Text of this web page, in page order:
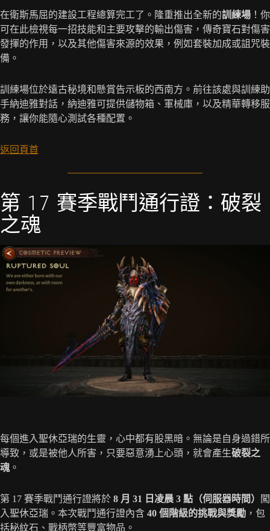
在衛斯馬屈的建設工程總算完工了。隆重推出全新的訓練場 ！你
可在此檢視每一招技能和主要攻擊的輸出傷害，傳奇寶石對傷害
發揮的作用，以及其他傷害來源的效果，例如套裝加成或詛咒裝
備。
訓練場位於遠古秘境和懸賞告示板的西南方。前往該處與訓練助
手納迪雅對話，納迪雅可提供儲物箱、軍械庫，以及精華轉移服
務，讓你能隨心測試各種配置。
返回頁首
第 17 賽季戰鬥通行證：破裂
之魂
每個進入聖休亞瑞的生靈，心中都有股黑暗。無論是自身過錯所
導致，或是被他人所害，只要惡意湧上心頭，就會產生破裂之
魂 。
第 17 賽季戰鬥通行證將於 8 月 31 日凌晨 3 點（伺服器時間）
闖
入聖休亞瑞。本次戰鬥通行證內含 40 個階級的挑戰與獎勵 ，包
括秘紋石、戰柄幣等豐富物品。